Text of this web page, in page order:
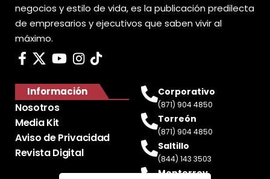
negocios y estilo de vida, es la publicación predilecta
de empresarios y ejecutivos que saben vivir al
máximo.
Información
Nosotros
Media Kit
Aviso de Privacidad
Revista Digital
Corporativo
(871) 904 4850
Torreón
(871) 904 4850
Saltillo
(844) 143 3503
Monterrey